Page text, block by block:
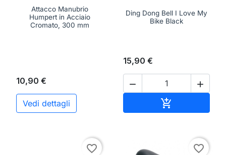
Attacco Manubrio
Humpert in Acciaio
Cromato, 300 mm
10,90 €
Vedi dettagli
Ding Dong Bell I Love My
Bike Black
15,90 €
 

favorite_border favorite_border